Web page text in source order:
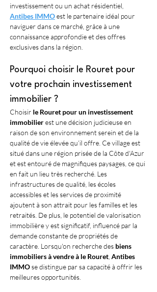
investissement ou un achat résidentiel,
Antibes IMMO est le partenaire idéal pour
naviguer dans ce marché, grâce à une
connaissance approfondie et des offres
exclusives dans la région.
Pourquoi choisir le Rouret pour
votre prochain investissement
immobilier ?
Choisir le Rouret pour un investissement
immobilier est une décision judicieuse en
raison de son environnement serein et de la
qualité de vie élevée qu’il offre. Ce village est
situé dans une région prisée de la Côte d'Azur
et est entouré de magnifiques paysages, ce qui
en fait un lieu très recherché. Les
infrastructures de qualité, les écoles
accessibles et les services de proximité
ajoutent à son attrait pour les familles et les
retraités. De plus, le potentiel de valorisation
immobilière y est significatif, influencé par la
demande constante de propriétés de
caractère. Lorsqu'on recherche des biens
immobiliers à vendre à le Rouret Antibes
IMMO se distingue par sa capacité à offrir les
meilleures opportunités.